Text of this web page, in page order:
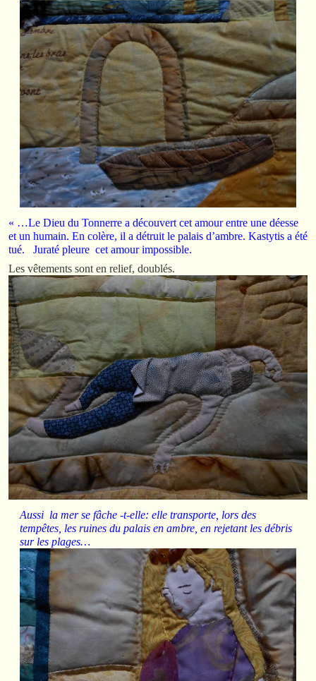
« …Le Dieu du Tonnerre a découvert cet amour entre une déesse
et un humain. En colère, il a détruit le palais d’ambre. Kastytis a été
tué. Juraté pleure cet amour impossible.
Les vêtements sont en relief, doublés.
Aussi la mer se fâche -t-elle: elle transporte, lors des
tempêtes, les ruines du palais en ambre, en rejetant les débris
sur les plages…